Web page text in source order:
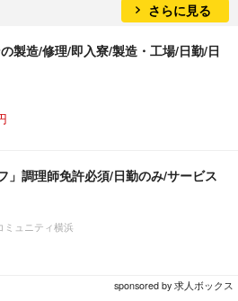
さらに見る
製造/修理/即入寮/製造・工場/日勤/日
」調理師免許必須/日勤のみ/サービス
ミュニティ横浜
sponsored by 求人ボックス